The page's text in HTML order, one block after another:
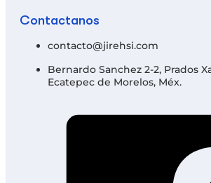
Contáctanos
contacto@jirehsi.com
Bernardo Sanchez 2-2, Prados
Ecatepec de Morelos, Méx.